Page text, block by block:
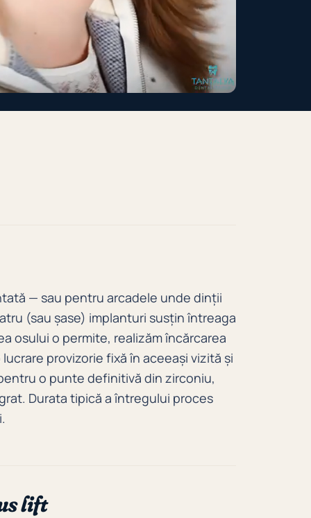
— sau pentru arcadele unde dinții
(sau șase) implanturi susțin întreaga
osului o permite, realizăm încărcarea
provizorie fixă în aceeași vizită și
o punte definitivă din zirconiu,
Durata tipică a întregului proces
lift